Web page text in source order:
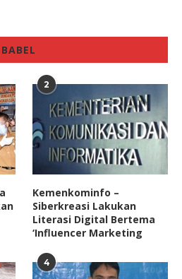
2
Kemenkominfo –
Siberkreasi Lakukan
Literasi Digital Bertema
‘Influencer Marketing
4